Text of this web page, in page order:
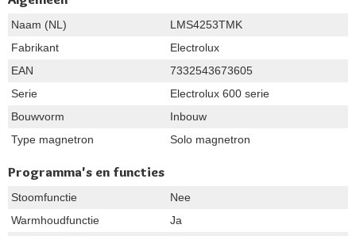
Naam (NL)
LMS4253TMK
Fabrikant
Electrolux
EAN
7332543673605
Serie
Electrolux 600 serie
Bouwvorm
Inbouw
Type magnetron
Solo magnetron
Programma's en functies
Stoomfunctie
Nee
Warmhoudfunctie
Ja